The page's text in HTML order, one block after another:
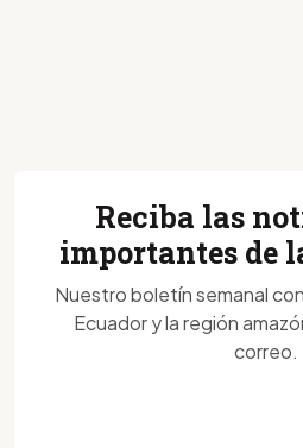
Reciba las
importantes de
Nuestro boletín semanal
Ecuador y la región
correo.